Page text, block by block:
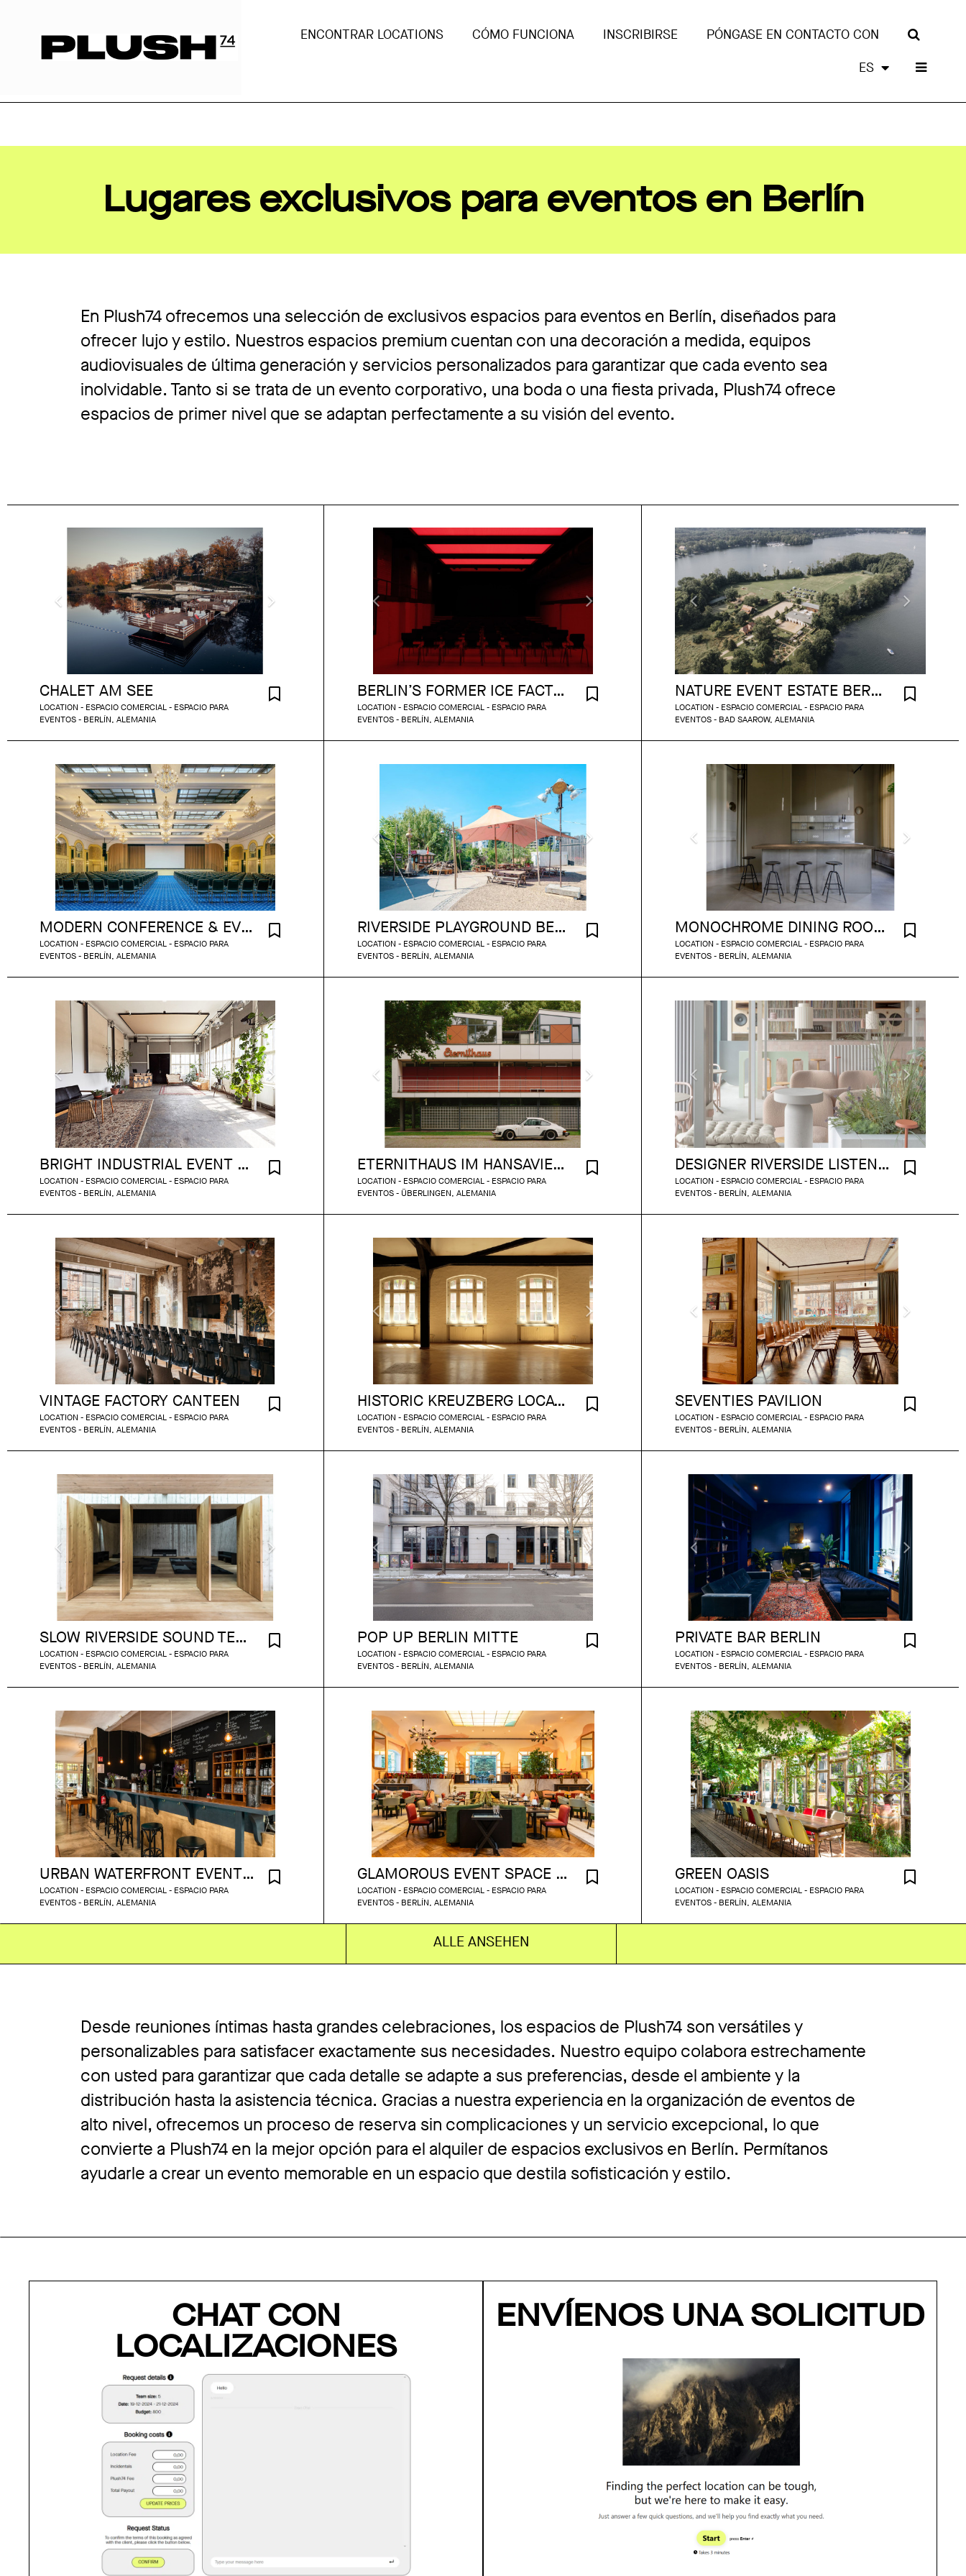
ENCONTRAR LOCATIONS CÓMO FUNCIONA INSCRIBIRSE
PÓNGASE EN CONTACTO CON
ES
Lugares exclusivos para eventos en Berlín
En Plush74 ofrecemos una selección de exclusivos espacios para eventos en Berlín, diseñados para
ofrecer lujo y estilo. Nuestros espacios premium cuentan con una decoración a medida, equipos
audiovisuales de última generación y servicios personalizados para garantizar que cada evento sea
inolvidable. Tanto si se trata de un evento corporativo, una boda o una fiesta privada, Plush74 ofrece
espacios de primer nivel que se adaptan perfectamente a su visión del evento.
CHALET AM SEE
LOCATION - ESPACIO COMERCIAL - ESPACIO PARA
EVENTOS - BERLÍN, ALEMANIA
BERLIN’S FORMER ICE FACTORY
LOCATION - ESPACIO COMERCIAL - ESPACIO PARA
EVENTOS - BERLÍN, ALEMANIA
NATURE EVENT ESTATE BERLIN AREA
LOCATION - ESPACIO COMERCIAL - ESPACIO PARA
EVENTOS - BAD SAAROW, ALEMANIA
MODERN CONFERENCE & EVENT BERLIN
LOCATION - ESPACIO COMERCIAL - ESPACIO PARA
EVENTOS - BERLÍN, ALEMANIA
RIVERSIDE PLAYGROUND BERLIN
LOCATION - ESPACIO COMERCIAL - ESPACIO PARA
EVENTOS - BERLÍN, ALEMANIA
MONOCHROME DINING ROOM BERLIN MITTE
LOCATION - ESPACIO COMERCIAL - ESPACIO PARA
EVENTOS - BERLÍN, ALEMANIA
BRIGHT INDUSTRIAL EVENT ROOM WITH RIVER VIEW
LOCATION - ESPACIO COMERCIAL - ESPACIO PARA
EVENTOS - BERLÍN, ALEMANIA
ETERNITHAUS IM HANSAVIERTEL
LOCATION - ESPACIO COMERCIAL - ESPACIO PARA
EVENTOS - ÜBERLINGEN, ALEMANIA
DESIGNER RIVERSIDE LISTENING BAR
LOCATION - ESPACIO COMERCIAL - ESPACIO PARA
EVENTOS - BERLÍN, ALEMANIA
VINTAGE FACTORY CANTEEN
LOCATION - ESPACIO COMERCIAL - ESPACIO PARA
EVENTOS - BERLÍN, ALEMANIA
HISTORIC KREUZBERG LOCATION
LOCATION - ESPACIO COMERCIAL - ESPACIO PARA
EVENTOS - BERLÍN, ALEMANIA
SEVENTIES PAVILION
LOCATION - ESPACIO COMERCIAL - ESPACIO PARA
EVENTOS - BERLÍN, ALEMANIA
SLOW RIVERSIDE SOUND TEMPLE
LOCATION - ESPACIO COMERCIAL - ESPACIO PARA
EVENTOS - BERLÍN, ALEMANIA
POP UP BERLIN MITTE
LOCATION - ESPACIO COMERCIAL - ESPACIO PARA
EVENTOS - BERLÍN, ALEMANIA
PRIVATE BAR BERLIN
LOCATION - ESPACIO COMERCIAL - ESPACIO PARA
EVENTOS - BERLÍN, ALEMANIA
URBAN WATERFRONT EVENT SPACE
LOCATION - ESPACIO COMERCIAL - ESPACIO PARA
EVENTOS - BERLÍN, ALEMANIA
GLAMOROUS EVENT SPACE MITTE
LOCATION - ESPACIO COMERCIAL - ESPACIO PARA
EVENTOS - BERLÍN, ALEMANIA
GREEN OASIS
LOCATION - ESPACIO COMERCIAL - ESPACIO PARA
EVENTOS - BERLÍN, ALEMANIA
ALLE ANSEHEN
Desde reuniones íntimas hasta grandes celebraciones, los espacios de Plush74 son versátiles y
personalizables para satisfacer exactamente sus necesidades. Nuestro equipo colabora estrechamente
con usted para garantizar que cada detalle se adapte a sus preferencias, desde el ambiente y la
distribución hasta la asistencia técnica. Gracias a nuestra experiencia en la organización de eventos de
alto nivel, ofrecemos un proceso de reserva sin complicaciones y un servicio excepcional, lo que
convierte a Plush74 en la mejor opción para el alquiler de espacios exclusivos en Berlín. Permítanos
ayudarle a crear un evento memorable en un espacio que destila sofisticación y estilo.
CHAT CON
LOCALIZACIONES
ENVÍENOS UNA SOLICITUD